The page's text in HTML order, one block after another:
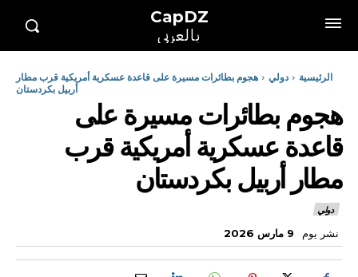
CapDZ
بالعربي
الرئيسية دولي
هجوم بطائرات مسيرة على قاعدة عسكرية أمريكية قرب مطار
أربيل بكردستان
هجوم بطائرات مسيرة على
قاعدة عسكرية أمريكية قرب
مطار أربيل بكردستان
دولي
نشر يوم 9 مارس 2026